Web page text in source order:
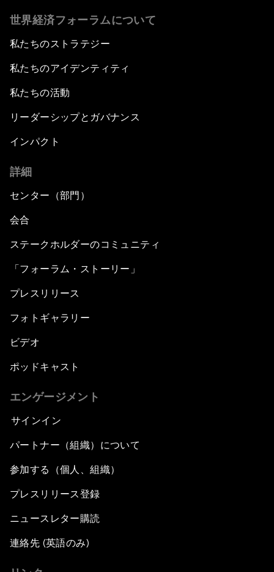
世界経済フォーラムについて
私たちのストラテジー
私たちのアイデンティティ
私たちの活動
リーダーシップとガバナンス
インパクト
詳細
センター（部門）
会合
ステークホルダーのコミュニティ
「フォーラム・ストーリー」
プレスリリース
フォトギャラリー
ビデオ
ポッドキャスト
エンゲージメント
サインイン
パートナー（組織）について
参加する（個人、組織）
プレスリリース登録
ニュースレター購読
連絡先 (英語のみ)